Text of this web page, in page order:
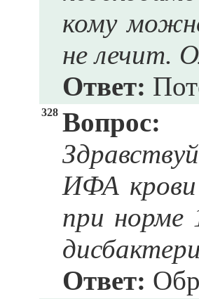
кому
не лечит.
Ответ:
328 Вопрос:
ИФА
при норме
Ответ: